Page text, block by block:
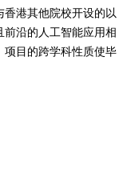
港其他院校开设的以
前沿的人工智能应用相
项目的跨学科性质使毕